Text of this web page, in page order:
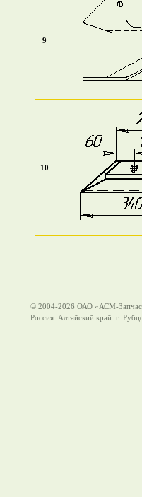
9
10
© 2004-2026 ОАО «АСМ-
Россия. Алтайский край. г.